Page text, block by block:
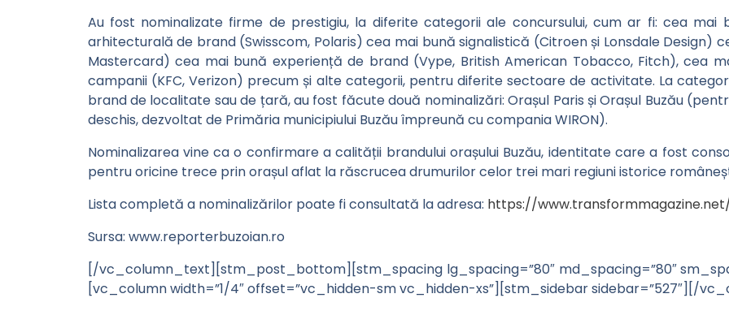
Au fost nominalizate firme de prestigiu, la diferite categorii ale concursului, cum ar fi: cea mai
arhitecturală de brand (Swisscom, Polaris) cea mai bună signalistică (Citroen și Lonsdale Design)
Mastercard) cea mai bună experiență de brand (Vype, British American Tobacco, Fitch), cea
campanii (KFC, Verizon) precum și alte categorii, pentru diferite sectoare de activitate. La
brand de localitate sau de țară, au fost făcute două nominalizări: Orașul Paris și Orașul Buzău
deschis, dezvoltat de Primăria municipiului Buzău împreună cu compania WIRON).
Nominalizarea vine ca o confirmare a calității brandului orașului Buzău, identitate care a fost
pentru oricine trece prin orașul aflat la răscrucea drumurilor celor trei mari regiuni istorice
Lista completă a nominalizărilor poate fi consultată la adresa: https://
Sursa: www.reporterbuzoian.ro
[/vc_column_text][stm_post_bottom][stm_spacing lg_spacing=”80″ md_spacing=”80″
[vc_column width=”1/4″ offset=”vc_hidden-sm vc_hidden-xs”][stm_sidebar sidebar=”527″][/